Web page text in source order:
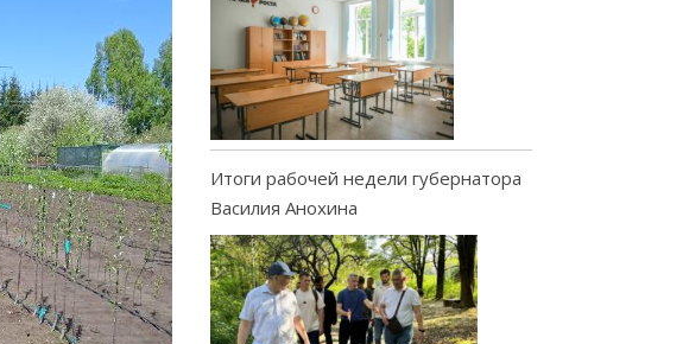
Итоги рабочей недели губернатора
Василия Анохина